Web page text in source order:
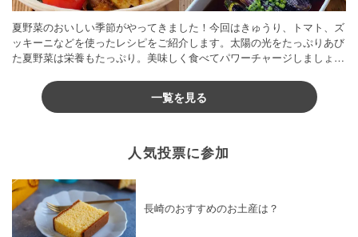
夏野菜のおいしい季節がやってきました！今回はきゅうり、トマト、ズ
ッキーニなどを使ったレシピをご紹介します。太陽の光をたっぷりあび
た夏野菜は栄養もたっぷり。美味しく食べてパワーチャージしましょう
一覧を見る
人気投票に参加
長崎のおすすめのお土産は？